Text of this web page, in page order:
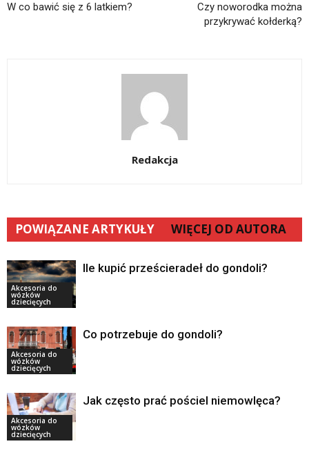
W co bawić się z 6 latkiem?
Czy noworodka można
przykrywać kołderką?
Redakcja
POWIĄZANE ARTYKUŁY WIĘCEJ OD AUTORA
Akcesoria do
wózków
dziecięcych
Ile kupić prześcieradeł do gondoli?
Akcesoria do
wózków
dziecięcych
Co potrzebuje do gondoli?
Akcesoria do
wózków
dziecięcych
Jak często prać pościel niemowlęca?